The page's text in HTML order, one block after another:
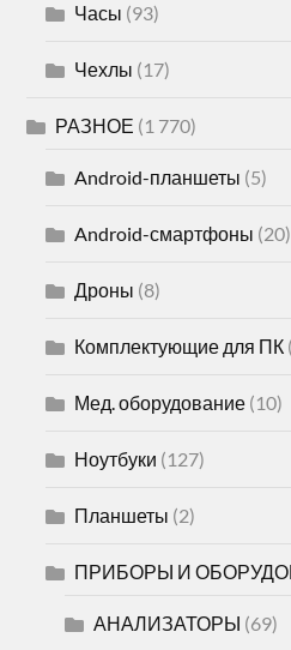
Часы (93)
Чехлы (17)
РАЗНОЕ (1 770)
Android-планшеты (5)
Android-смартфоны (20)
Дроны (8)
Комплектующие для ПК
Мед. оборудование (10)
Ноутбуки (127)
Планшеты (2)
ПРИБОРЫ И
АНАЛИЗАТОРЫ (69)